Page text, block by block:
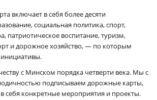
включает в себя более десяти
социальная политика, спорт,
патриотическое воспитание, туризм,
и дорожное хозяйство, — по которым
с Минском порядка четверти века. Мы с
подписываем дорожные карты,
себя конкретные мероприятия и проекты.